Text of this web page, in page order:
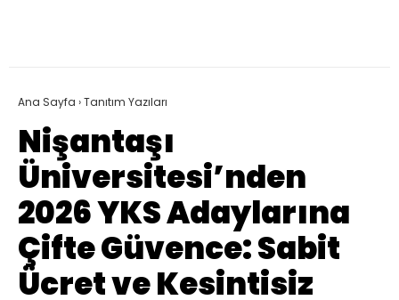
Ana Sayfa ›Tanıtım Yazıları
Nişantaşı
Üniversitesi’nden
2026 YKS Adaylarına
Çifte Güvence: Sabit
Ücret ve Kesintisiz